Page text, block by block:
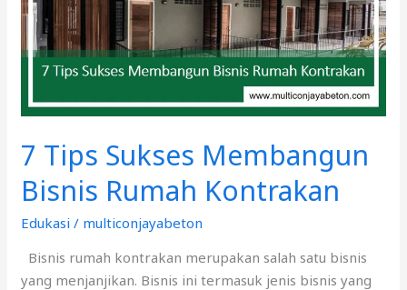
7 Tips Sukses Membangun
Bisnis Rumah Kontrakan
Edukasi / multiconjayabeton
Bisnis rumah kontrakan merupakan salah satu bisnis
yang menjanjikan. Bisnis ini termasuk jenis bisnis yang